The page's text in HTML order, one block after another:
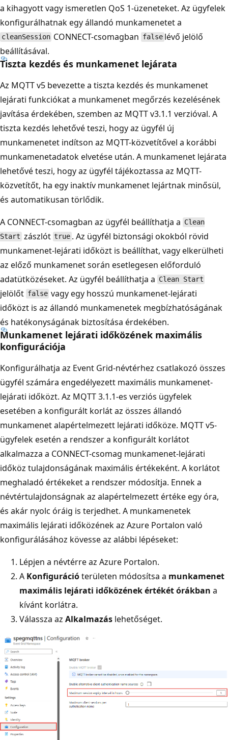
a kihagyott vagy ismeretlen QoS 1-üzeneteket. Az ügyfelek
konfigurálhatnak egy állandó munkamenetet a
cleanSession CONNECT-csomagban falselévő jelölő
beállításával.
Tiszta kezdés és munkamenet lejárata
Az MQTT v5 bevezette a tiszta kezdés és munkamenet
lejárati funkciókat a munkamenet megőrzés kezelésének
javítása érdekében, szemben az MQTT v3.1.1 verzióval. A
tiszta kezdés lehetővé teszi, hogy az ügyfél új
munkamenetet indítson az MQTT-közvetítővel a korábbi
munkamenetadatok elvetése után. A munkamenet lejárata
lehetővé teszi, hogy az ügyfél tájékoztassa az MQTT-
közvetítőt, ha egy inaktív munkamenet lejártnak minősül,
és automatikusan törlődik.
A CONNECT-csomagban az ügyfél beállíthatja a Clean
Start zászlót true . Az ügyfél biztonsági okokból rövid
munkamenet-lejárati időközt is beállíthat, vagy elkerülheti
az előző munkamenet során esetlegesen előforduló
adatütközéseket. Az ügyfél beállíthatja a Clean Start
jelölőt false vagy egy hosszú munkamenet-lejárati
időközt is az állandó munkamenetek megbízhatóságának
és hatékonyságának biztosítása érdekében.
Munkamenet lejárati időközének maximális
konfigurációja
Konfigurálhatja az Event Grid-névtérhez csatlakozó összes
ügyfél számára engedélyezett maximális munkamenet-
lejárati időközt. Az MQTT 3.1.1-es verziós ügyfelek
esetében a konfigurált korlát az összes állandó
munkamenet alapértelmezett lejárati időköze. MQTT v5-
ügyfelek esetén a rendszer a konfigurált korlátot
alkalmazza a CONNECT-csomag munkamenet-lejárati
időköz tulajdonságának maximális értékeként. A korlátot
meghaladó értékeket a rendszer módosítja. Ennek a
névtértulajdonságnak az alapértelmezett értéke egy óra,
és akár nyolc óráig is terjedhet. A munkamenetek
maximális lejárati időközének az Azure Portalon való
konfigurálásához kövesse az alábbi lépéseket:
Lépjen a névtérre az Azure Portalon.
A Konfigurációterületen módosítsa a munkamenet
maximális lejárati időközének értékét órákban a
kívánt korlátra.
Válassza az Alkalmazás lehetőséget.